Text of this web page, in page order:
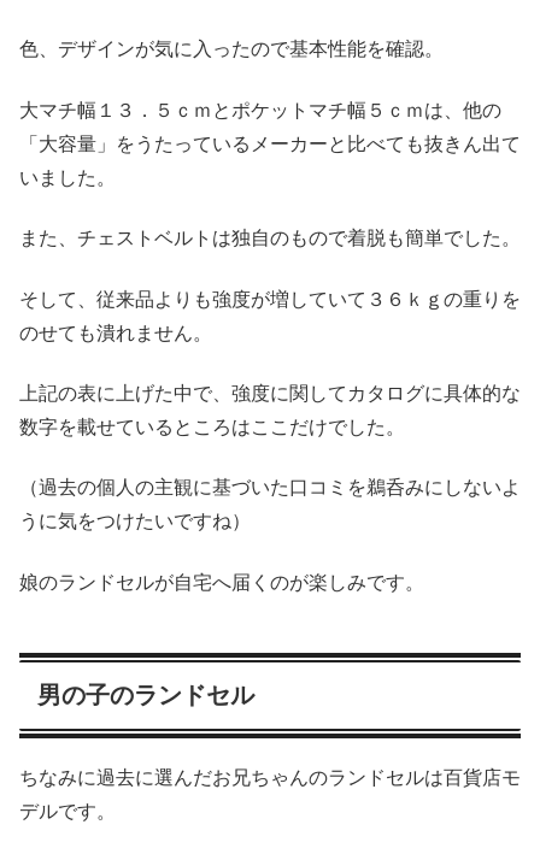
色、デザインが気に入ったので基本性能を確認。
大マチ幅１３．５ｃｍとポケットマチ幅５ｃｍは、他の
「大容量」をうたっているメーカーと比べても抜きん出て
いました。
また、チェストベルトは独自のもので着脱も簡単でした。
そして、従来品よりも強度が増していて３６ｋｇの重りを
のせても潰れません。
上記の表に上げた中で、強度に関してカタログに具体的な
数字を載せているところはここだけでした。
（過去の個人の主観に基づいた口コミを鵜呑みにしないよ
うに気をつけたいですね）
娘のランドセルが自宅へ届くのが楽しみです。
男の子のランドセル
ちなみに過去に選んだお兄ちゃんのランドセルは百貨店モ
デルです。